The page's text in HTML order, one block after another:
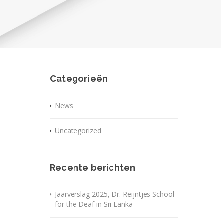
Categorieën
News
Uncategorized
Recente berichten
Jaarverslag 2025, Dr. Reijntjes School
for the Deaf in Sri Lanka